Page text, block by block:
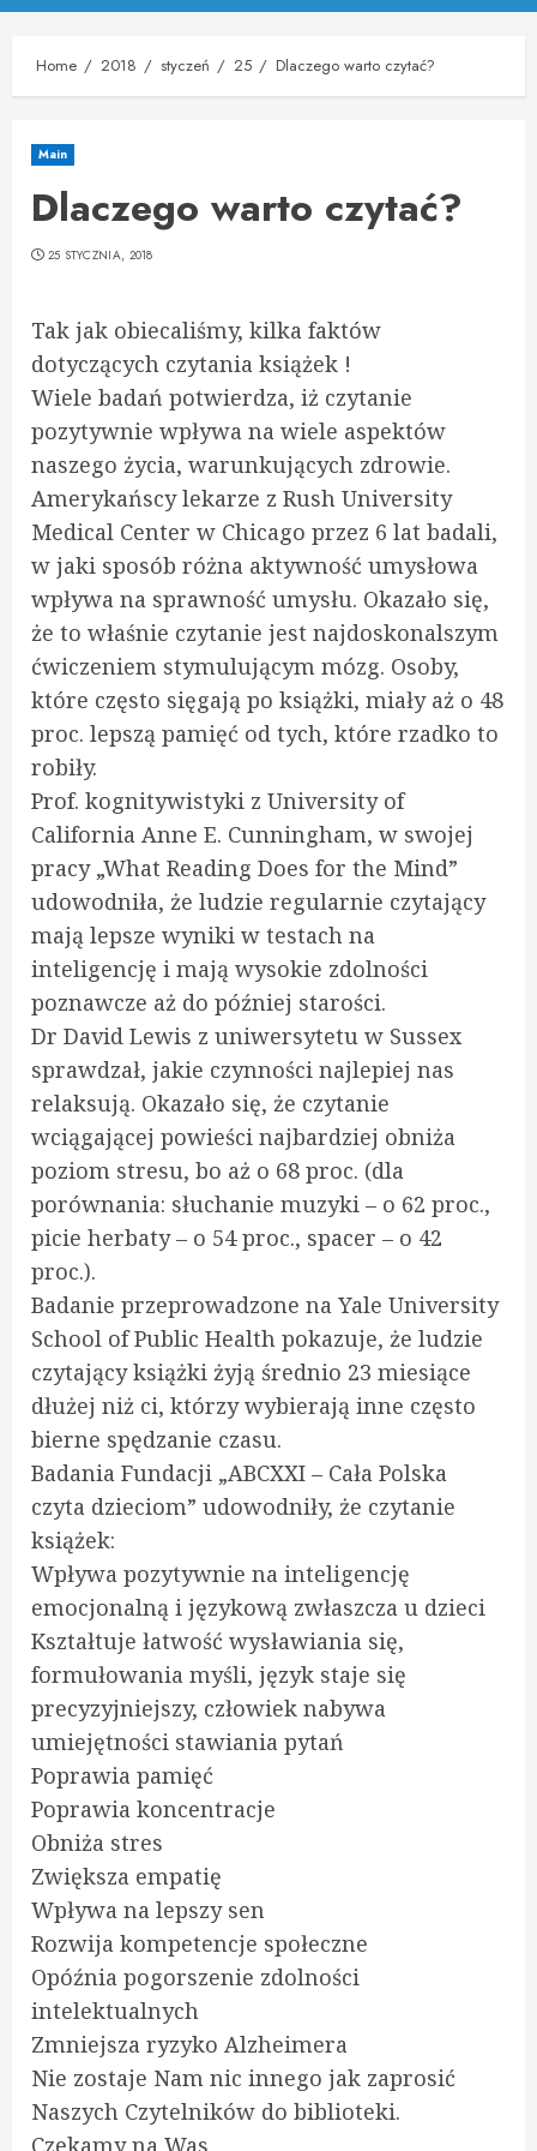
Menu
Home 2018 styczeń 25 Dlaczego warto czytać?
Main
Dlaczego warto czytać?
25 STYCZNIA, 2018
Tak jak obiecaliśmy, kilka faktów
dotyczących czytania książek !
Wiele badań potwierdza, iż czytanie
pozytywnie wpływa na wiele aspektów
naszego życia, warunkujących zdrowie.
Amerykańscy lekarze z Rush University
Medical Center w Chicago przez 6 lat badali,
w jaki sposób różna aktywność umysłowa
wpływa na sprawność umysłu. Okazało się,
że to właśnie czytanie jest najdoskonalszym
ćwiczeniem stymulującym mózg. Osoby,
które często sięgają po książki, miały aż o 48
proc. lepszą pamięć od tych, które rzadko to
robiły.
Prof. kognitywistyki z University of
California Anne E. Cunningham, w swojej
pracy „What Reading Does for the Mind”
udowodniła, że ludzie regularnie czytający
mają lepsze wyniki w testach na
inteligencję i mają wysokie zdolności
poznawcze aż do później starości.
Dr David Lewis z uniwersytetu w Sussex
sprawdzał, jakie czynności najlepiej nas
relaksują. Okazało się, że czytanie
wciągającej powieści najbardziej obniża
poziom stresu, bo aż o 68 proc. (dla
porównania: słuchanie muzyki – o 62 proc.,
picie herbaty – o 54 proc., spacer – o 42
proc.).
Badanie przeprowadzone na Yale University
School of Public Health pokazuje, że ludzie
czytający książki żyją średnio 23 miesiące
dłużej niż ci, którzy wybierają inne często
bierne spędzanie czasu.
Badania Fundacji „ABCXXI – Cała Polska
czyta dzieciom” udowodniły, że czytanie
książek:
Wpływa pozytywnie na inteligencję
emocjonalną i językową zwłaszcza u dzieci
Kształtuje łatwość wysławiania się,
formułowania myśli, język staje się
precyzyjniejszy, człowiek nabywa
umiejętności stawiania pytań
Poprawia pamięć
Poprawia koncentracje
Obniża stres
Zwiększa empatię
Wpływa na lepszy sen
Rozwija kompetencje społeczne
Opóźnia pogorszenie zdolności
intelektualnych
Zmniejsza ryzyko Alzheimera
Nie zostaje Nam nic innego jak zaprosić
Naszych Czytelników do biblioteki.
Czekamy na Was.